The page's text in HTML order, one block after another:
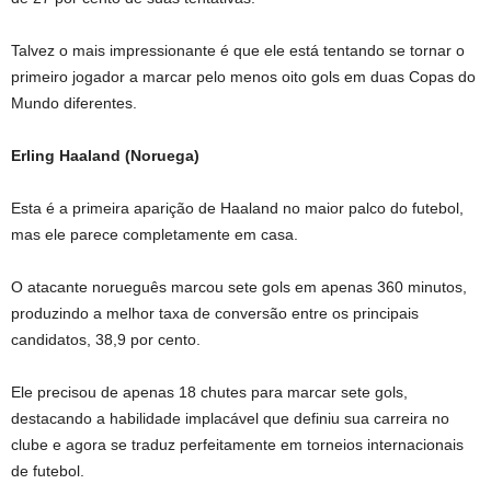
Talvez o mais impressionante é que ele está tentando se tornar o
primeiro jogador a marcar pelo menos oito gols em duas Copas do
Mundo diferentes.
Erling Haaland (Noruega)
Esta é a primeira aparição de Haaland no maior palco do futebol,
mas ele parece completamente em casa.
O atacante norueguês marcou sete gols em apenas 360 minutos,
produzindo a melhor taxa de conversão entre os principais
candidatos, 38,9 por cento.
Ele precisou de apenas 18 chutes para marcar sete gols,
destacando a habilidade implacável que definiu sua carreira no
clube e agora se traduz perfeitamente em torneios internacionais
de futebol.